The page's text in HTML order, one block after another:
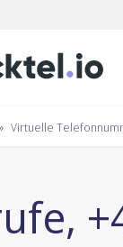
Virtuelle